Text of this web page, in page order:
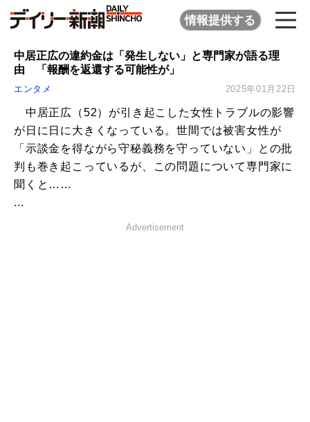
情報提供する
中居正広の違約金は「発生しない」と専門家が語る理
由 「報酬を返還する可能性が」
エンタメ 2025年01月22日
中居正広（52）が引き起こした女性トラブルの影響
が日に日に大きくなっている。世間では被害女性が
「示談金を得ながら守秘義務を守っていない」との批
判も巻き起こっているが、この問題について専門家に
聞くと……
...
Advertisement